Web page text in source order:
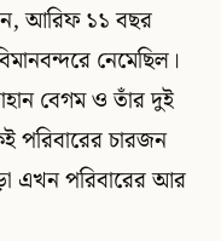
আরিফ ১১ বছর
নেমেছিল।
বেগম ও তাঁর দুই
পরিবারের চারজন
এখন পরিবারের আর